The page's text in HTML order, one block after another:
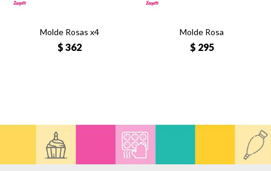
Molde Rosas x4
$ 362
Molde Rosa
$ 295